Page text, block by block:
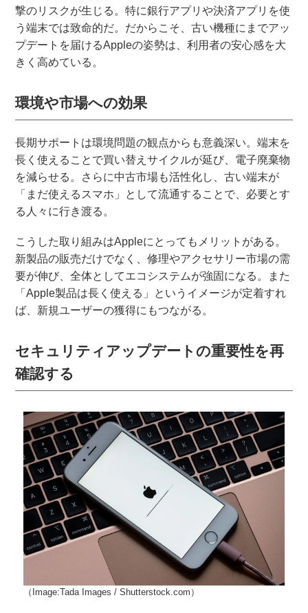
撃のリスクが生じる。特に銀行アプリや決済アプリを使
う端末では致命的だ。だからこそ、古い機種にまでアッ
プデートを届けるAppleの姿勢は、利用者の安心感を大
きく高めている。
環境や市場への効果
長期サポートは環境問題の観点からも意義深い。端末を
長く使えることで買い替えサイクルが延び、電子廃棄物
を減らせる。さらに中古市場も活性化し、古い端末が
「まだ使えるスマホ」として流通することで、必要とす
る人々に行き渡る。
こうした取り組みはAppleにとってもメリットがある。
新製品の販売だけでなく、修理やアクセサリー市場の需
要が伸び、全体としてエコシステムが強固になる。また
「Apple製品は長く使える」というイメージが定着すれ
ば、新規ユーザーの獲得にもつながる。
セキュリティアップデートの重要性を再
確認する
（Image:Tada Images / Shutterstock.com）